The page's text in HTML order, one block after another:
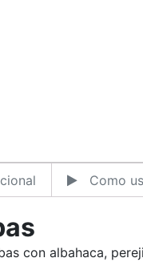
Como
con albahaca,